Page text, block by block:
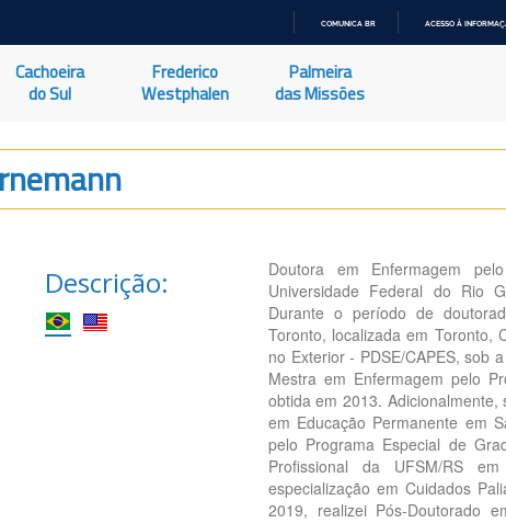
O
COMUNICA BR ACESSO À
Cachoeira
do Sul
Frederico
Westphalen
Palmeira
das Missões
Descrição:
Doutora em Enfermagem
Universidade Federal do Rio
Durante o período de
Toronto, localizada em Toronto,
no Exterior - PDSE/CAPES, sob
Mestra em Enfermagem pelo
obtida em 2013.
em Educação Permanente em
pelo Programa Especial de
Profissional da UFSM/RS
especialização em Cuidados
2019, realizei Pós-Doutorado